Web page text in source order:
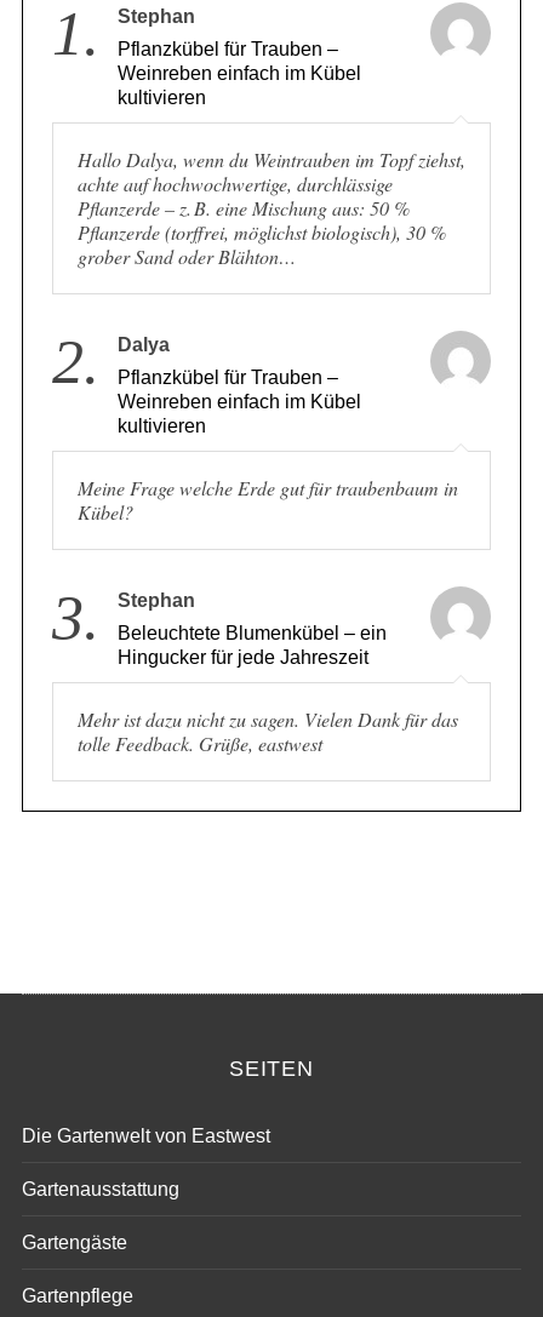
1.
Stephan
Pflanzkübel für Trauben –
Weinreben einfach im Kübel
kultivieren
Hallo Dalya, wenn du Weintrauben im Topf ziehst,
achte auf hochwochwertige, durchlässige
Pflanzerde – z. B. eine Mischung aus: 50 %
Pflanzerde (torffrei, möglichst biologisch), 30 %
grober Sand oder Blähton…
2.
Dalya
Pflanzkübel für Trauben –
Weinreben einfach im Kübel
kultivieren
Meine Frage welche Erde gut für traubenbaum in
Kübel?
3.
Stephan
Beleuchtete Blumenkübel – ein
Hingucker für jede Jahreszeit
Mehr ist dazu nicht zu sagen. Vielen Dank für das
tolle Feedback. Grüße, eastwest